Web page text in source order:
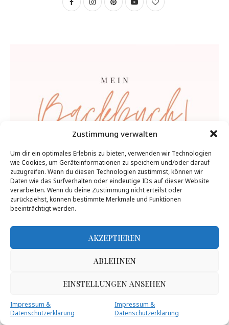
Zustimmung verwalten
Um dir ein optimales Erlebnis zu bieten, verwenden wir Technologien
wie Cookies, um Geräteinformationen zu speichern und/oder darauf
zuzugreifen. Wenn du diesen Technologien zustimmst, können wir
Daten wie das Surfverhalten oder eindeutige IDs auf dieser Website
verarbeiten. Wenn du deine Zustimmung nicht erteilst oder
zurückziehst, können bestimmte Merkmale und Funktionen
beeinträchtigt werden.
AKZEPTIEREN
ABLEHNEN
EINSTELLUNGEN ANSEHEN
Impressum &
Datenschutzerklärung
Impressum &
Datenschutzerklärung